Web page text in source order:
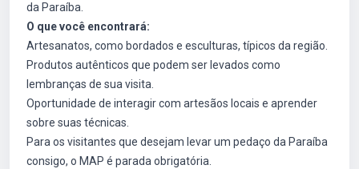
da Paraíba.
O que você encontrará:
Artesanatos, como bordados e esculturas, típicos da região.
Produtos autênticos que podem ser levados como
lembranças de sua visita.
Oportunidade de interagir com artesãos locais e aprender
sobre suas técnicas.
Para os visitantes que desejam levar um pedaço da Paraíba
consigo, o MAP é parada obrigatória.